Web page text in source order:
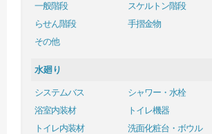
一般階段
スケルトン階段
らせん階段
手摺金物
その他
水廻り
システムバス
シャワー・水栓
浴室内装材
トイレ機器
トイレ内装材
洗面化粧台・ボウル